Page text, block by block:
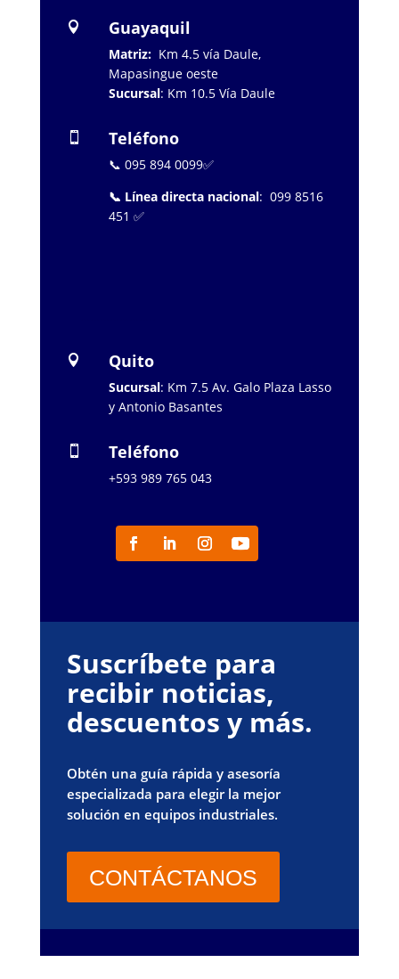
 Guayaquil
Matriz: Km 4.5 vía Daule,
Mapasingue oeste
Sucursal: Km 10.5 Vía Daule
 Teléfono
📞 095 894 0099✅
📞 Línea directa nacional: 099 8516
451 ✅
 Quito
Sucursal: Km 7.5 Av. Galo Plaza Lasso
y Antonio Basantes
 Teléfono
+593 989 765 043
Suscríbete para
recibir noticias,
descuentos y más.
Obtén una guía rápida y asesoría
especializada para elegir la mejor
solución en equipos industriales.
CONTÁCTANOS